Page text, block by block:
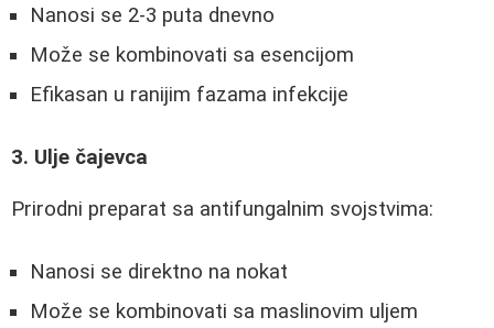
Nanosi se 2-3 puta dnevno
Može se kombinovati sa esencijom
Efikasan u ranijim fazama infekcije
3. Ulje čajevca
Prirodni preparat sa antifungalnim svojstvima:
Nanosi se direktno na nokat
Može se kombinovati sa maslinovim uljem